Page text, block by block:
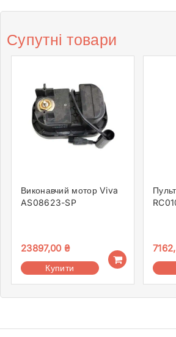
Супутні товари
Виконавчий мотор Viva
AS08623-SP
23897,00 ₴
Купити